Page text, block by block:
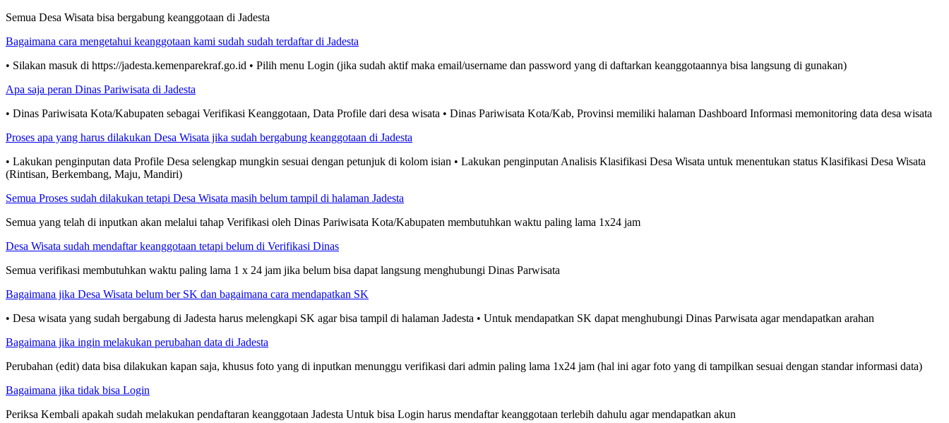
Semua Desa Wisata bisa bergabung keanggotaan di Jadesta
Bagaimana cara mengetahui keanggotaan kami sudah sudah terdaftar di Jadesta
• Silakan masuk di https://jadesta.kemenparekraf.go.id • Pilih menu Login (jika sudah aktif maka email/username dan password yang di daftarkan keanggotaannya bisa langsung di gunakan)
Apa saja peran Dinas Pariwisata di Jadesta
• Dinas Pariwisata Kota/Kabupaten sebagai Verifikasi Keanggotaan, Data Profile dari desa wisata • Dinas Pariwisata Kota/Kab, Provinsi memiliki halaman Dashboard Informasi memonitoring data desa wisata
Proses apa yang harus dilakukan Desa Wisata jika sudah bergabung keanggotaan di Jadesta
• Lakukan penginputan data Profile Desa selengkap mungkin sesuai dengan petunjuk di kolom isian • Lakukan penginputan Analisis Klasifikasi Desa Wisata untuk menentukan status Klasifikasi Desa Wisata
(Rintisan, Berkembang, Maju, Mandiri)
Semua Proses sudah dilakukan tetapi Desa Wisata masih belum tampil di halaman Jadesta
Semua yang telah di inputkan akan melalui tahap Verifikasi oleh Dinas Pariwisata Kota/Kabupaten membutuhkan waktu paling lama 1x24 jam
Desa Wisata sudah mendaftar keanggotaan tetapi belum di Verifikasi Dinas
Semua verifikasi membutuhkan waktu paling lama 1 x 24 jam jika belum bisa dapat langsung menghubungi Dinas Parwisata
Bagaimana jika Desa Wisata belum ber SK dan bagaimana cara mendapatkan SK
• Desa wisata yang sudah bergabung di Jadesta harus melengkapi SK agar bisa tampil di halaman Jadesta • Untuk mendapatkan SK dapat menghubungi Dinas Parwisata agar mendapatkan arahan
Bagaimana jika ingin melakukan perubahan data di Jadesta
Perubahan (edit) data bisa dilakukan kapan saja, khusus foto yang di inputkan menunggu verifikasi dari admin paling lama 1x24 jam (hal ini agar foto yang di tampilkan sesuai dengan standar informasi data)
Bagaimana jika tidak bisa Login
Periksa Kembali apakah sudah melakukan pendaftaran keanggotaan Jadesta Untuk bisa Login harus mendaftar keanggotaan terlebih dahulu agar mendapatkan akun